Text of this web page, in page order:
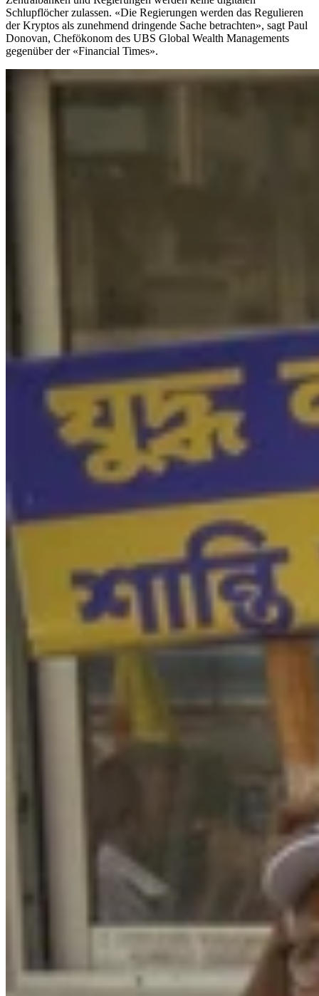
Schlupflöcher zulassen. «Die Regierungen werden das Regulieren
der Kryptos als zunehmend dringende Sache betrachten», sagt Paul
Donovan, Chefökonom des UBS Global Wealth Managements
gegenüber der «Financial Times».